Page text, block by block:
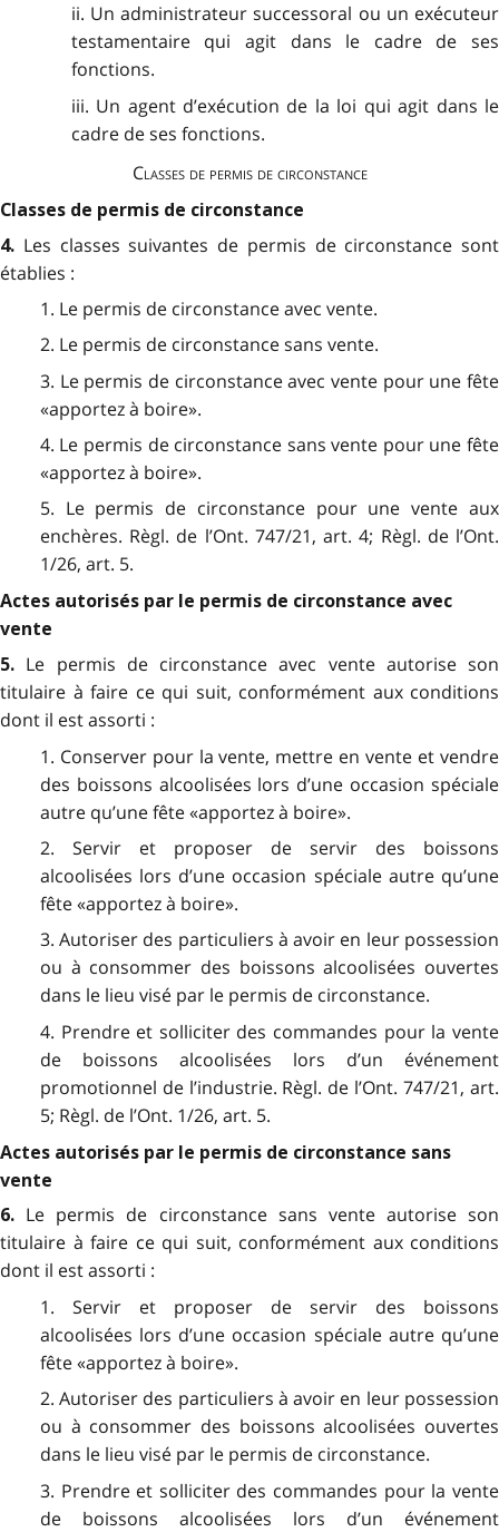
ii. Un administrateur successoral ou un exécuteur
testamentaire qui agit dans le cadre de ses
fonctions.
iii. Un agent d’exécution de la loi qui agit dans le
cadre de ses fonctions.
Classes de permis de circonstance
Classes de permis de circonstance
4. Les classes suivantes de permis de circonstance sont
établies :
1. Le permis de circonstance avec vente.
2. Le permis de circonstance sans vente.
3. Le permis de circonstance avec vente pour une fête
«apportez à boire».
4. Le permis de circonstance sans vente pour une fête
«apportez à boire».
5. Le permis de circonstance pour une vente aux
enchères. Règl. de l’Ont. 747/21, art. 4; Règl. de l’Ont.
1/26, art. 5.
Actes autorisés par le permis de circonstance avec
vente
5. Le permis de circonstance avec vente autorise son
titulaire à faire ce qui suit, conformément aux conditions
dont il est assorti :
1. Conserver pour la vente, mettre en vente et vendre
des boissons alcoolisées lors d’une occasion spéciale
autre qu’une fête «apportez à boire».
2. Servir et proposer de servir des boissons
alcoolisées lors d’une occasion spéciale autre qu’une
fête «apportez à boire».
3. Autoriser des particuliers à avoir en leur possession
ou à consommer des boissons alcoolisées ouvertes
dans le lieu visé par le permis de circonstance.
4. Prendre et solliciter des commandes pour la vente
de boissons alcoolisées lors d’un événement
promotionnel de l’industrie. Règl. de l’Ont. 747/21, art.
5; Règl. de l’Ont. 1/26, art. 5.
Actes autorisés par le permis de circonstance sans
vente
6. Le permis de circonstance sans vente autorise son
titulaire à faire ce qui suit, conformément aux conditions
dont il est assorti :
1. Servir et proposer de servir des boissons
alcoolisées lors d’une occasion spéciale autre qu’une
fête «apportez à boire».
2. Autoriser des particuliers à avoir en leur possession
ou à consommer des boissons alcoolisées ouvertes
dans le lieu visé par le permis de circonstance.
3. Prendre et solliciter des commandes pour la vente
de boissons alcoolisées lors d’un événement